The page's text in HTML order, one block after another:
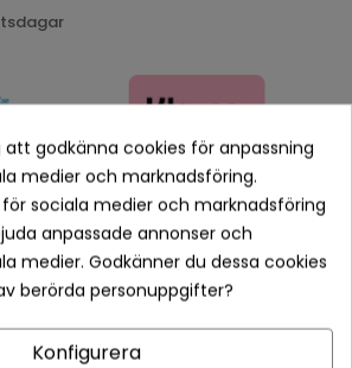
Klarna checkout
1-2 dagar med spårbar frakt
godkänna cookies för anpassning
medier och marknadsföring.
sociala medier och marknadsföring
anpassade annonser och
medier. Godkänner du dessa cookies
berörda personuppgifter?
Konfigurera